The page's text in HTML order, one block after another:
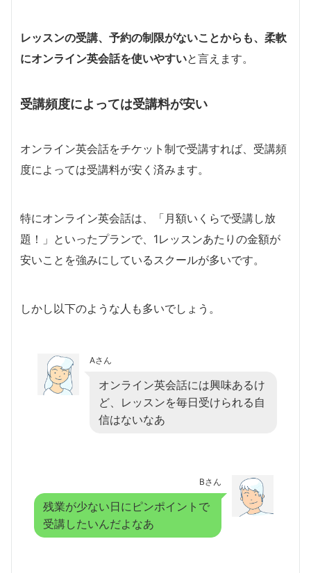
レッスンの受講、予約の制限がないことからも、柔軟
にオンライン英会話を使いやすいと言えます。
受講頻度によっては受講料が安い
オンライン英会話をチケット制で受講すれば、受講頻
度によっては受講料が安く済みます。
特にオンライン英会話は、「月額いくらで受講し放
題！」といったプランで、1レッスンあたりの金額が
安いことを強みにしているスクールが多いです。
しかし以下のような人も多いでしょう。
Aさん
オンライン英会話には興味あるけ
ど、レッスンを毎日受けられる自
信はないなあ
Bさん
残業が少ない日にピンポイントで
受講したいんだよなあ